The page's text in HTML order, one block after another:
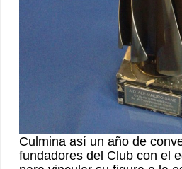
Culmina así un año de
fundadores del Club con el